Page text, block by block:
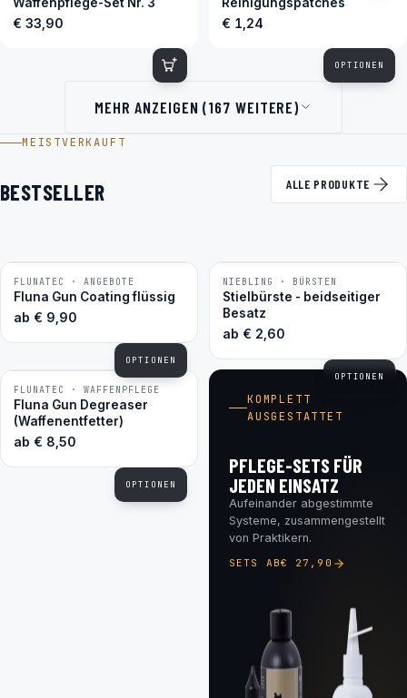
€ 33,90 € 1,24
OPTIONEN
MEHR ANZEIGEN (167 WEITERE)
MEISTVERKAUFT
BESTSELLER ALLE PRODUKTE
BESTSELLER
FLUNATEC · ANGEBOTE
Fluna Gun Coating flüssig
ab € 9,90
OPTIONEN
BESTSELLER
NIEBLING · BÜRSTEN
Stielbürste - beidseitiger
Besatz
ab € 2,60
OPTIONEN
BESTSELLER
FLUNATEC · WAFFENPFLEGE
Fluna Gun Degreaser
(Waffenentfetter)
ab € 8,50
OPTIONEN
KOMPLETT
AUSGESTATTET
PFLEGE-SETS FÜR
JEDEN EINSATZ
Aufeinander abgestimmte
Systeme, zusammengestellt
von Praktikern.
SETS AB€ 27,90